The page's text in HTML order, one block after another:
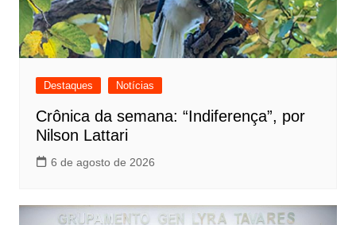
Destaques Notícias
Crônica da semana: “Indiferença”, por
Nilson Lattari
6 de agosto de 2026